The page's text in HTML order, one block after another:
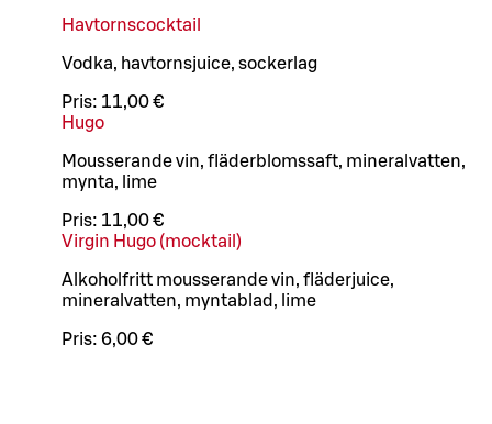
Havtornscocktail
Vodka, havtornsjuice, sockerlag
Pris: 11,00 €
Hugo
Mousserande vin, fläderblomssaft, mineralvatten,
mynta, lime
Pris: 11,00 €
Virgin Hugo (mocktail)
Alkoholfritt mousserande vin, fläderjuice,
mineralvatten, myntablad, lime
Pris: 6,00 €